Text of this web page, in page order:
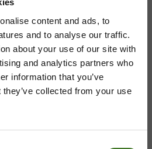
content and ads, to
and to analyse our traffic.
about your use of our site with
and analytics partners who
information that you’ve
collected from your use
8 - 16